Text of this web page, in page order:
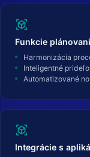
view_in_ar
Funkcie
Harmonizácia
Inteligentné
Automatizované
view_in_ar
Integrácie s